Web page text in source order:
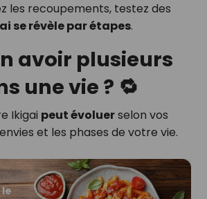
les recoupements, testez des
se révèle par étapes.
avoir plusieurs
une vie ? 🔁
Ikigai peut évoluerselon vos
et les phases de votre vie.